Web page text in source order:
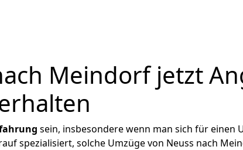
Meindorf jetzt
sein, insbesondere wenn man sich für einen
spezialisiert, solche Umzüge von Neuss nach